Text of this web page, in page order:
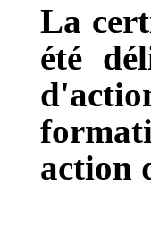
La
été
action